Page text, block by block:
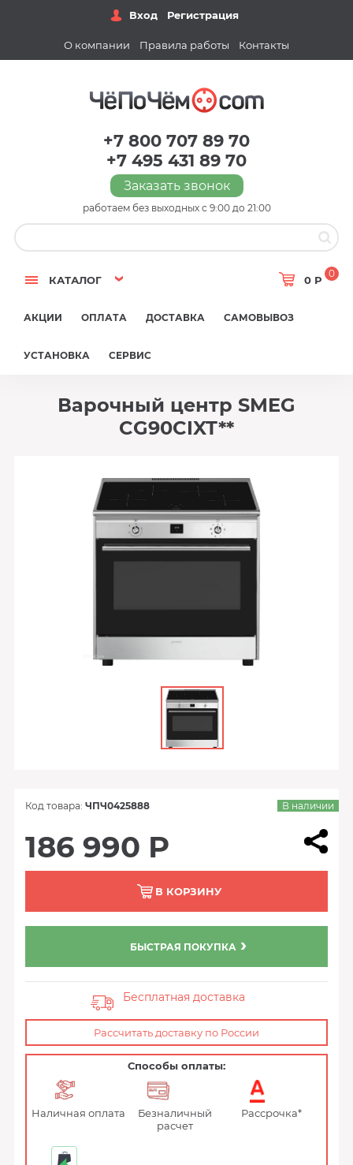
Вход Регистрация
О компании Правила работы Контакты
+7 800 707 89 70
+7 495 431 89 70
Заказать звонок
работаем без выходных с 9:00 до 21:00
КАТАЛОГ 0 Р
0
АКЦИИ ОПЛАТА ДОСТАВКА САМОВЫВОЗ
УСТАНОВКА СЕРВИС
Варочный центр SMEG
CG90CIXT**
Код товара: ЧПЧ0425888 В наличии
186 990 Р
В КОРЗИНУ
БЫСТРАЯ ПОКУПКА
Бесплатная доставка
Рассчитать доставку по России
Способы оплаты:
Наличная оплата
Безналичный
расчет
Рассрочка*